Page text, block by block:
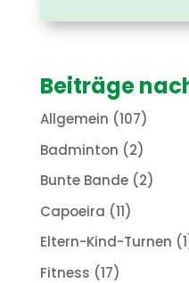
Beiträge
Allgemein (107)
Badminton (2)
Bunte Bande(2)
Capoeira (11)
Eltern-Kind-Turnen
Fitness (17)